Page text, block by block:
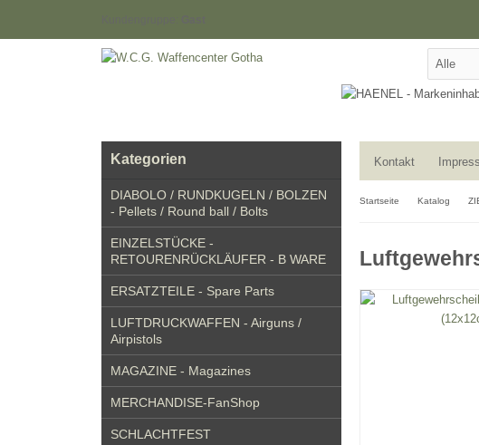
Kontakt
Startseite Katalog
Kategorien
DIABOLO / RUNDKUGELN / BOLZEN
- Pellets / Round ball / Bolts
EINZELSTÜCKE -
RETOURENRÜCKLÄUFER - B WARE
ERSATZTEILE - Spare Parts
LUFTDRUCKWAFFEN - Airguns /
Airpistols
MAGAZINE - Magazines
MERCHANDISE-FanShop
SCHLACHTFEST